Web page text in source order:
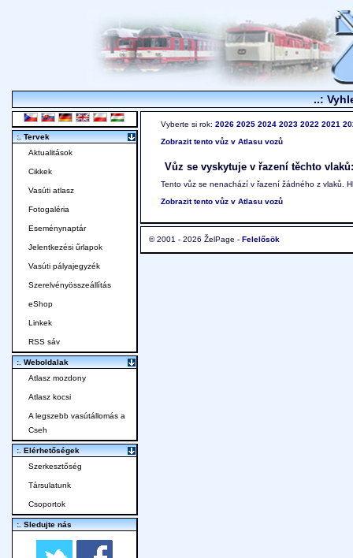
..:
Vyberte si rok: 2026 2025 2024 2023 2022 2021
Zobrazit tento vůz v Atlasu vozů
Vůz se vyskytuje v řazení těchto vlaků:
Tento vůz se nenachází v řazení žádného z vlaků.
Zobrazit tento vůz v Atlasu vozů
© 2001 - 2026 ŽelPage - Felelősök
:. Tervek
Aktualitások
Cikkek
Vasúti atlasz
Fotogaléria
Eseménynaptár
Jelentkezési űrlapok
Vasúti pályajegyzék
Szerelvényösszeállítás
eShop
Linkek
RSS sáv
:. Weboldalak
Atlasz mozdony
Atlasz kocsi
A legszebb vasútállomás a
Cseh
:. Elérhetőségek
Szerkesztőség
Társulatunk
Csoportok
:. Sledujte nás